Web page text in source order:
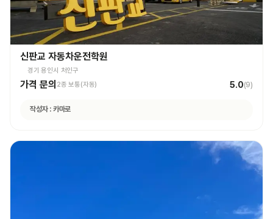
신판교 자동차운전학원
경기 용인시 처인구
가격 문의 2종 보통(자동) 5.0(9)
작성자 : 카마로